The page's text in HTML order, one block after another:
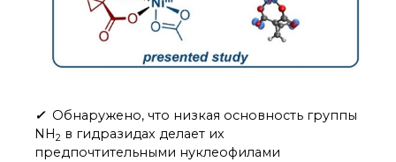
✓ Обнаружено, что низкая основность группы
NH2 в гидразидах делает их
предпочтительными нуклеофилами